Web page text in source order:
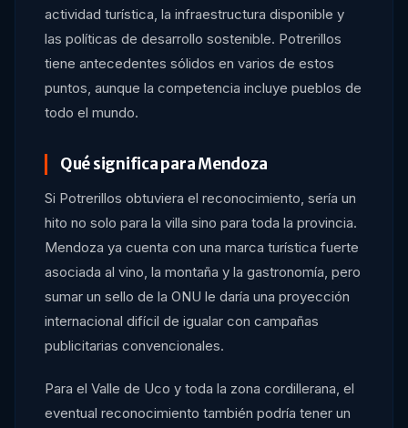
actividad turística, la infraestructura disponible y
las políticas de desarrollo sostenible. Potrerillos
tiene antecedentes sólidos en varios de estos
puntos, aunque la competencia incluye pueblos de
todo el mundo.
Qué significa para Mendoza
Si Potrerillos obtuviera el reconocimiento, sería un
hito no solo para la villa sino para toda la provincia.
Mendoza ya cuenta con una marca turística fuerte
asociada al vino, la montaña y la gastronomía, pero
sumar un sello de la ONU le daría una proyección
internacional difícil de igualar con campañas
publicitarias convencionales.
Para el Valle de Uco y toda la zona cordillerana, el
eventual reconocimiento también podría tener un